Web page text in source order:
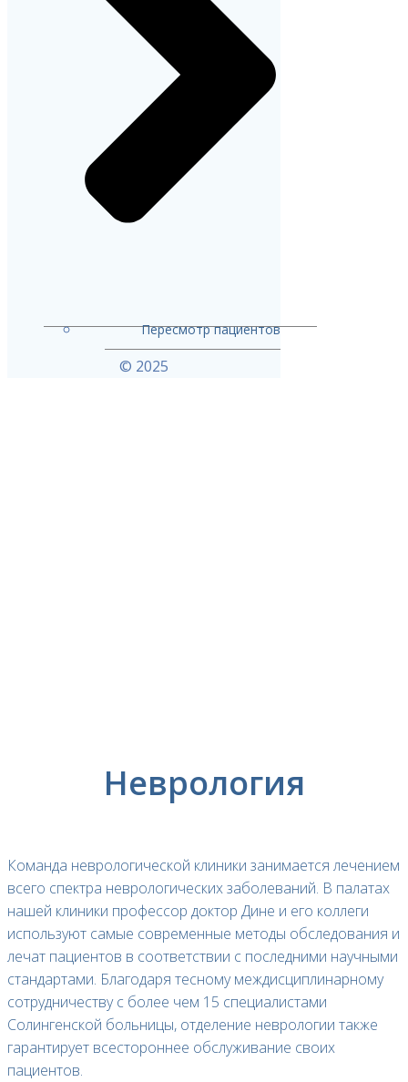
Пересмотр пациентов
© 2025
Неврология
Команда неврологической клиники занимается лечением
всего спектра неврологических заболеваний. В палатах
нашей клиники профессор доктор Дине и его коллеги
используют самые современные методы обследования и
лечат пациентов в соответствии с последними научными
стандартами. Благодаря тесному междисциплинарному
сотрудничеству с более чем 15 специалистами
Солингенской больницы, отделение неврологии также
гарантирует всестороннее обслуживание своих
пациентов.